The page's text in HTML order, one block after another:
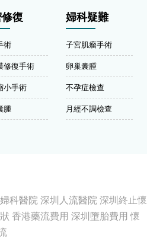
復
術
修復手術
小手術
腫
婦科疑難
子宮肌瘤手術
卵巢囊腫
不孕症檢查
月經不調檢查
科醫院深圳人流醫院深圳終止懷
香港藥流費用 深圳墮胎費用 懷